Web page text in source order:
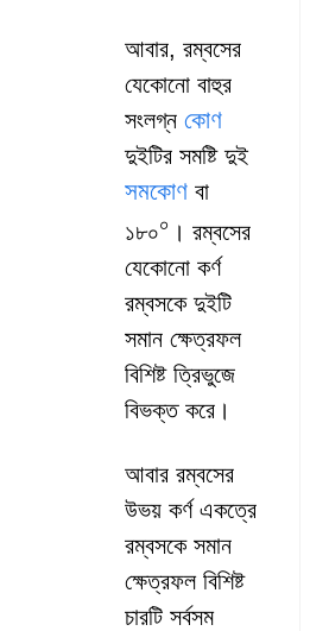
আবার, রম্বসের
যেকোনো বাহুর
সংলগ্ন কোণ
দুইটির সমষ্টি দুই
সমকোণ বা
১৮০০ । রম্বসের
যেকোনো কর্ণ
রম্বসকে দুইটি
সমান ক্ষেত্রফল
বিশিষ্ট ত্রিভুজে
বিভক্ত করে।
আবার রম্বসের
উভয় কর্ণ একত্রে
রম্বসকে সমান
ক্ষেত্রফল বিশিষ্ট
চারটি সর্বসম